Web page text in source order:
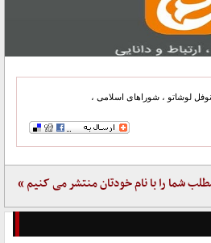
نوفل لوشاتو ، شوراهای اسلامی ،
شما را با نام خودتان منتشر می کنیم »